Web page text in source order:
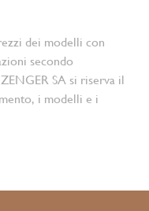
dei modelli con
secondo
SA si riserva il
i modelli e i